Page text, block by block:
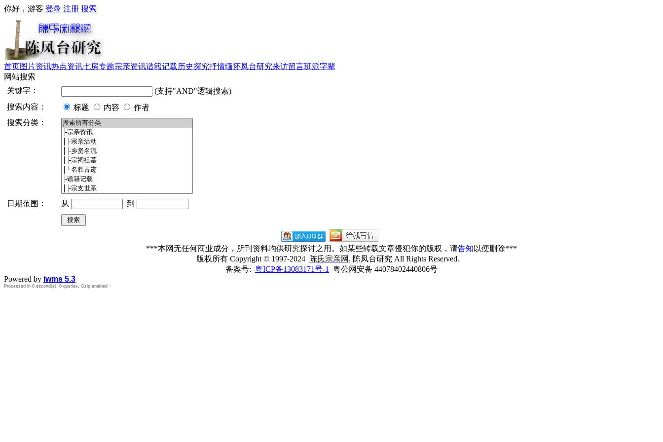
你好，游客 登录 注册 搜索
首页图片资讯热点资讯七房专题宗亲资讯谱籍记载历史探究抒情缅怀凤台研究来访留言班派字辈
网站搜索
关键字：
(支持"AND"逻辑搜索)
搜索内容：
标题 内容
作者
搜索分类：
日期范围： 从 到
搜索
***本网无任何商业成分，所刊资料均供研究探讨之用。如某些转载文章侵犯你的版权，请告知 以便删除***
版权所有 Copyright © 1997-2024 陈氏宗亲网 , 陈凤台研究 All Rights Reserved.
备案号: 粤ICP备13083171号-1
粤公网安备 44078402440806号
Powered by iwms 5.3
Processed in 0 second(s), 0 queries, Gzip enabled